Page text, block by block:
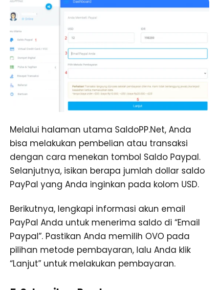
Melalui halaman utama SaldoPP.Net, Anda
bisa melakukan pembelian atau transaksi
dengan cara menekan tombol Saldo Paypal.
Selanjutnya, isikan berapa jumlah dollar saldo
PayPal yang Anda inginkan pada kolom USD.
Berikutnya, lengkapi informasi akun email
PayPal Anda untuk menerima saldo di “Email
Paypal”. Pastikan Anda memilih OVO pada
pilihan metode pembayaran, lalu Anda klik
“Lanjut” untuk melakukan pembayaran.